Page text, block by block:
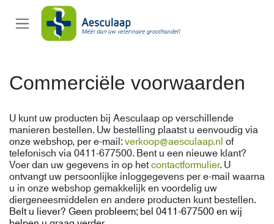
Overslaan naar inhoud
Commerciële voorwaarden
U kunt uw producten bij Aesculaap op verschillende
manieren bestellen. Uw bestelling plaatst u eenvoudig via
onze webshop, per e-mail:verkoop@aesculaap.nl of
telefonisch via 0411-677500. Bent u een nieuwe klant?
Voer dan uw gegevens in op hetcontactformulier. U
ontvangt uw persoonlijke inloggegevens per e-mail waarna
u in onze webshop gemakkelijk en voordelig uw
diergeneesmiddelen en andere producten kunt bestellen.
Belt u liever? Geen probleem; bel 0411-677500 en wij